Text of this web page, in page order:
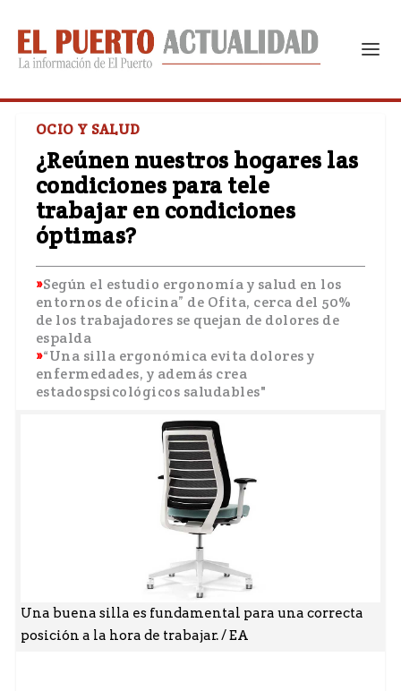
OCIO Y SALUD
¿Reúnen nuestros hogares las
condiciones para tele
trabajar en condiciones
óptimas?
Según el estudio ergonomía y salud en los
entornos de oficina” de Ofita, cerca del 50%
de los trabajadores se quejan de dolores de
espalda
“Una silla ergonómica evita dolores y
enfermedades, y además crea
estadospsicológicos saludables"
Una buena silla es fundamental para una correcta
posición a la hora de trabajar. / EA